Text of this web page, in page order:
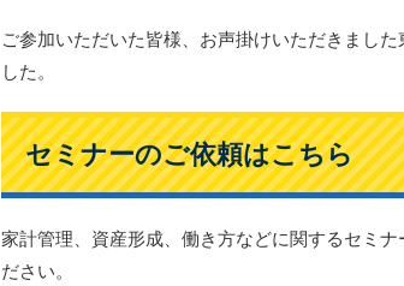
ご参加いただいた皆様、お声掛けいただきまし
した。
セミナーのご依頼はこちら
家計管理、資産形成、働き方などに関するセミナ
ださい。